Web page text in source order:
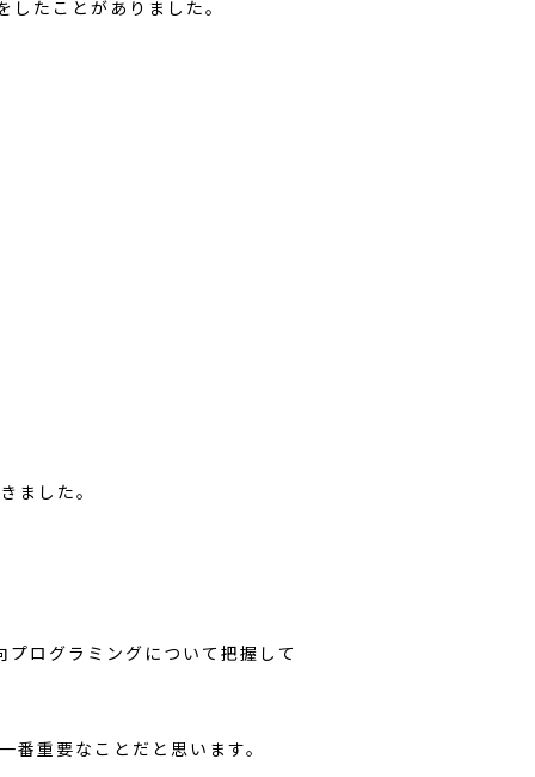
たことがありました。
ました。
ログラミングについて把握して
重要なことだと思います。